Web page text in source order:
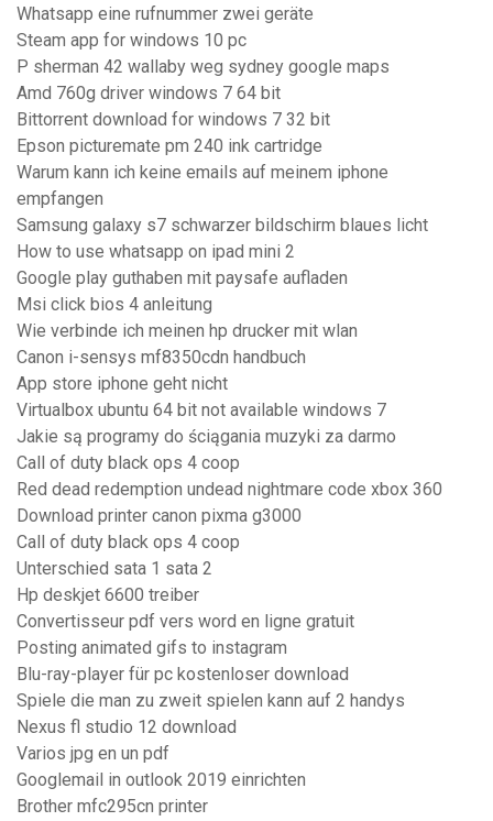
Whatsapp eine rufnummer zwei geräte
Steam app for windows 10 pc
P sherman 42 wallaby weg sydney google maps
Amd 760g driver windows 7 64 bit
Bittorrent download for windows 7 32 bit
Epson picturemate pm 240 ink cartridge
Warum kann ich keine emails auf meinem iphone
empfangen
Samsung galaxy s7 schwarzer bildschirm blaues licht
How to use whatsapp on ipad mini 2
Google play guthaben mit paysafe aufladen
Msi click bios 4 anleitung
Wie verbinde ich meinen hp drucker mit wlan
Canon i-sensys mf8350cdn handbuch
App store iphone geht nicht
Virtualbox ubuntu 64 bit not available windows 7
Jakie są programy do ściągania muzyki za darmo
Call of duty black ops 4 coop
Red dead redemption undead nightmare code xbox 360
Download printer canon pixma g3000
Call of duty black ops 4 coop
Unterschied sata 1 sata 2
Hp deskjet 6600 treiber
Convertisseur pdf vers word en ligne gratuit
Posting animated gifs to instagram
Blu-ray-player für pc kostenloser download
Spiele die man zu zweit spielen kann auf 2 handys
Nexus fl studio 12 download
Varios jpg en un pdf
Googlemail in outlook 2019 einrichten
Brother mfc295cn printer